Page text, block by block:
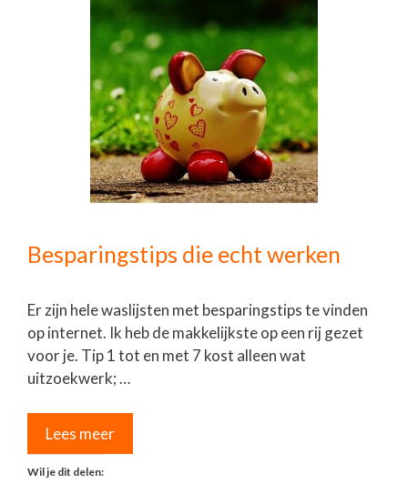
Besparingstips die echt werken
Er zijn hele waslijsten met besparingstips te vinden
op internet. Ik heb de makkelijkste op een rij gezet
voor je. Tip 1 tot en met 7 kost alleen wat
uitzoekwerk; …
Lees meer
Wil je dit delen: